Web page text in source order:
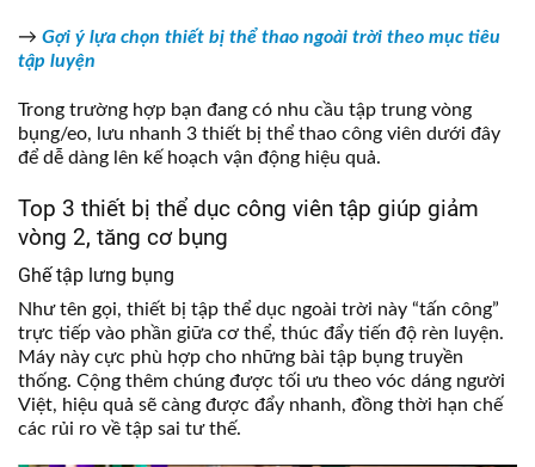
→ Gợi ý lựa chọn thiết bị thể thao ngoài trời theo mục tiêu
tập luyện
Trong trường hợp bạn đang có nhu cầu tập trung vòng
bụng/eo, lưu nhanh 3 thiết bị thể thao công viên dưới đây
để dễ dàng lên kế hoạch vận động hiệu quả.
Top 3 thiết bị thể dục công viên tập giúp giảm
vòng 2, tăng cơ bụng
Ghế tập lưng bụng
Như tên gọi, thiết bị tập thể dục ngoài trời này “tấn công”
trực tiếp vào phần giữa cơ thể, thúc đẩy tiến độ rèn luyện.
Máy này cực phù hợp cho những bài tập bụng truyền
thống. Cộng thêm chúng được tối ưu theo vóc dáng người
Việt, hiệu quả sẽ càng được đẩy nhanh, đồng thời hạn chế
các rủi ro về tập sai tư thế.